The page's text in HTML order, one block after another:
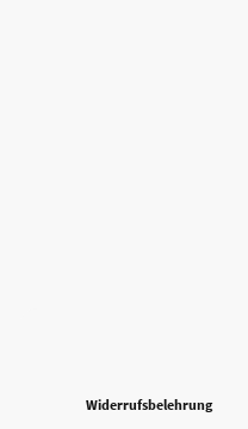
Widerrufsbelehrung